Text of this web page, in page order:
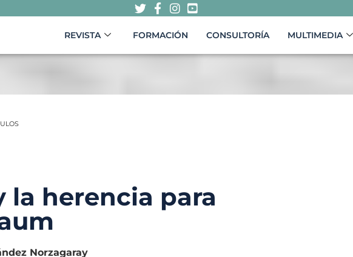
REVISTA FORMACIÓN CONSULTORÍA MULTIMEDIA
la herencia para
Norzagaray